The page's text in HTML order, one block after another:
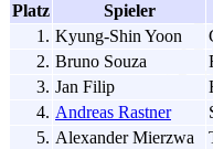
Platz Spieler
1. Kyung-Shin Yoon
2. Bruno Souza
3. Jan Filip
4. Andreas Rastner
5. Alexander Mierzwa